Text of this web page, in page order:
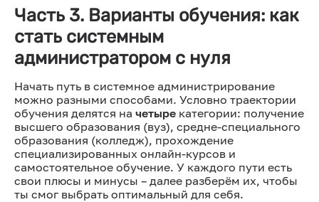
Часть 3. Варианты обучения: как
стать системным
администратором с нуля
Начать путь в системное администрирование
можно разными способами. Условно траектории
обучения делятся на четыре категории: получение
высшего образования (вуз), средне-специального
образования (колледж), прохождение
специализированных онлайн-курсов и
самостоятельное обучение. У каждого пути есть
свои плюсы и минусы – далее разберём их, чтобы
ты смог выбрать оптимальный для себя.